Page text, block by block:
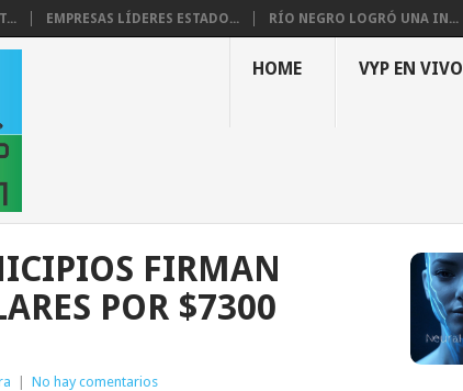
EMPRESAS LÍDERES ESTADO... RÍO NEGRO LOGRÓ UNA IN...
HOME VYP EN VIVO
FIRMAN
POR $7300
No hay comentarios